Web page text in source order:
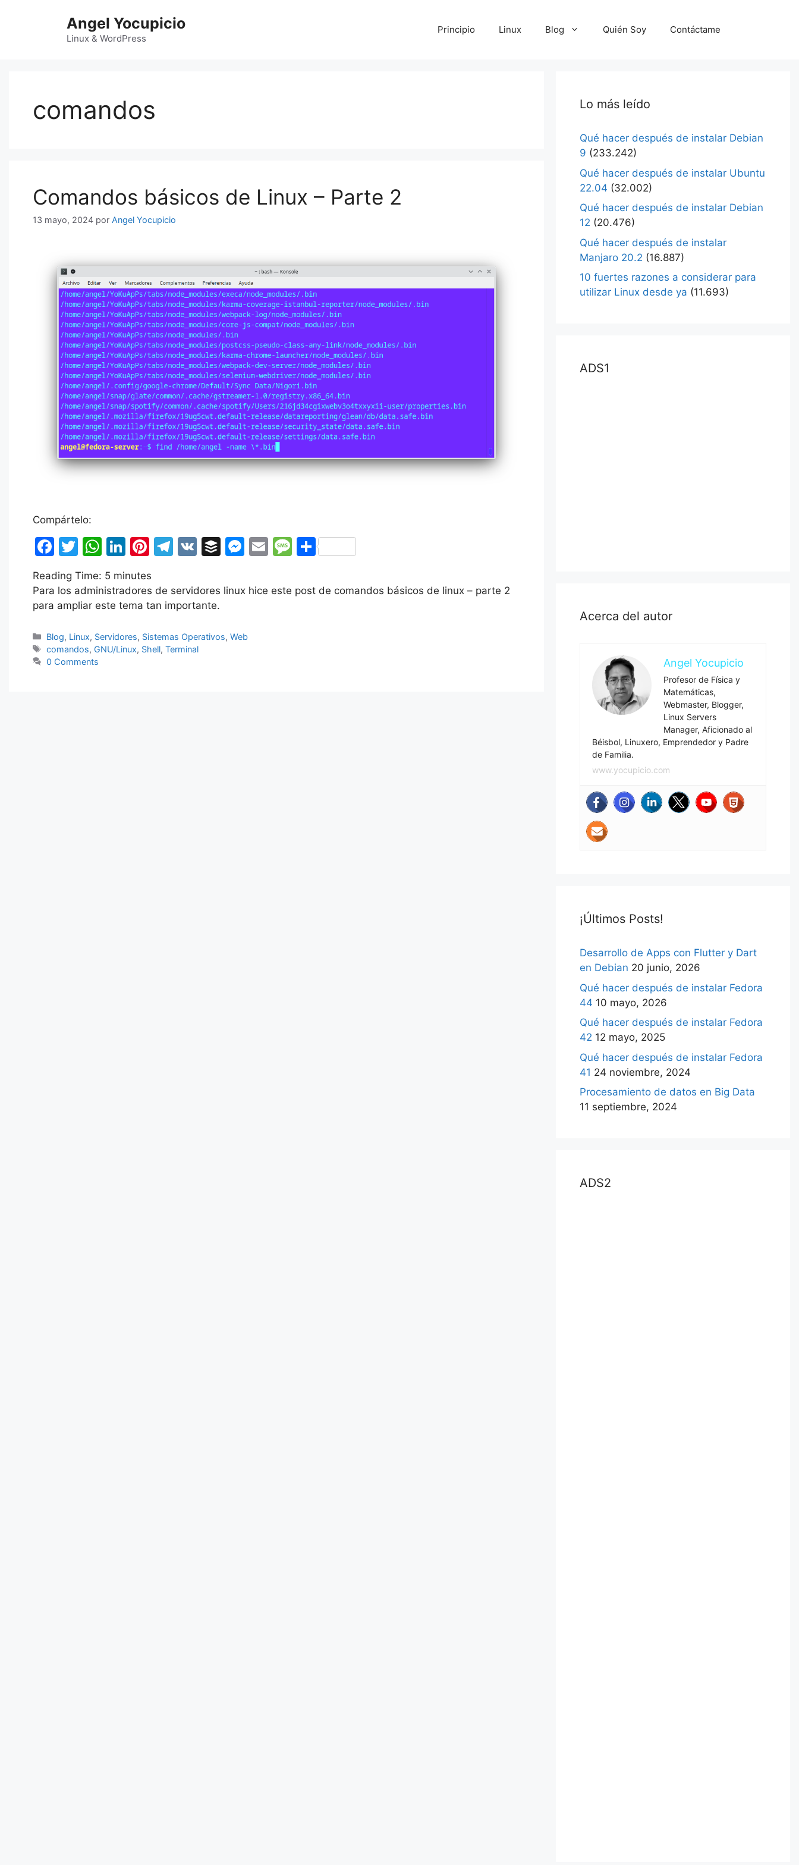
Angel Yocupicio
Linux & WordPress
Principio Linux Blog Quién Soy Contáctame
comandos
Comandos básicos de Linux – Parte 2
13 mayo, 2024 por Angel Yocupicio
Compártelo:
F
c
e
o
o
T
itt
er
W
at
s
p
p
Li
k
e
n
Pi
er
e
T
e
gr
m
V
B
fe
M
s
n
E
ai
M
s
s
C
m
Reading Time: 5 minutes
Para los administradores de servidores linux hice este post de comandos básicos de linux – parte 2
para ampliar este tema tan importante.
Categorías
Blog, Linux, Servidores, Sistemas Operativos,Web
Etiquetas
comandos, GNU/Linux, Shell,Terminal
0 Comments
Lo más leído
Qué hacer después de instalar Debian
9 (233.242)
Qué hacer después de instalar Ubuntu
22.04 (32.002)
Qué hacer después de instalar Debian
12 (20.476)
Qué hacer después de instalar
Manjaro 20.2 (16.887)
10 fuertes razones a considerar para
utilizar Linux desde ya (11.693)
ADS1
Acerca del autor
Angel Yocupicio
Profesor de Física y
Matemáticas,
Webmaster, Blogger,
Linux Servers
Manager, Aficionado al
Béisbol, Linuxero, Emprendedor y Padre
de Familia.
www.yocupicio.com
¡Últimos Posts!
Desarrollo de Apps con Flutter y Dart
en Debian 20 junio, 2026
Qué hacer después de instalar Fedora
44 10 mayo, 2026
Qué hacer después de instalar Fedora
42 12 mayo, 2025
Qué hacer después de instalar Fedora
41 24 noviembre, 2024
Procesamiento de datos en Big Data
11 septiembre, 2024
ADS2